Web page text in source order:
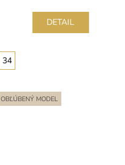
DETAIL
34
OBĽÚBENÝ MODEL